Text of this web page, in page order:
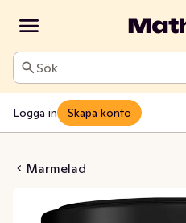
Sök
Logga in Skapa konto
Marmelad
& Ingefära